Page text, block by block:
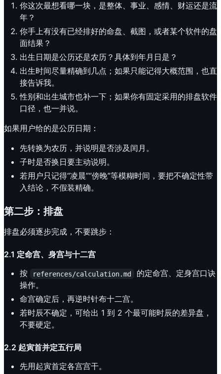
你这次最想看哪一块，是整体、事业、感情、财运还是流
年？
你手上有没有已经排好的命盘、截图，或者某个软件的盘
面结果？
出生日期是公历还是农历？具体到年月日是？
出生时间尽量精确到几点；如果只能记得大概范围，也直
接告诉我。
性别和出生城市也补一下；如果你有固定采用的排盘软件
口径，也一并说。
如果用户给的是公历日期：
先转换为农历，并说明是否涉及闰月。
子时是否换日要主动说明。
若用户只记得“凌晨”“傍晚”等模糊时间，要把不确定性带
入结论，不假装精确。
第二步：排盘
排盘必须逐步完成，不要跳步：
2.1 定命宫、身宫与十二宫
按
references/calculation.md
的定命宫、定身宫口诀
操作。
命宫确定后，再逆时针布十二宫。
若时辰不确定，可给出 1 到 2 个最可能时辰的差异盘，
不要硬定。
2.2 起寅首并定五行局
先用起寅首定各宫宫干。